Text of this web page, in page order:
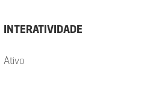
INTERATIVIDADE
Ativo